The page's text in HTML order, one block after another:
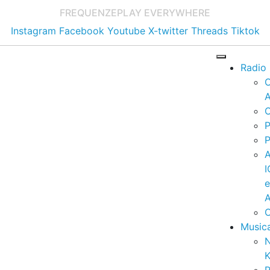
FREQUENZEPLAY EVERYWHERE
Instagram Facebook Youtube X-twitter Threads Tiktok
Radio
e